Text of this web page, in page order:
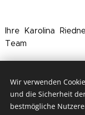
Ihre Karolina
Team
Wir verwenden
und die Sicherheit
bestmögliche